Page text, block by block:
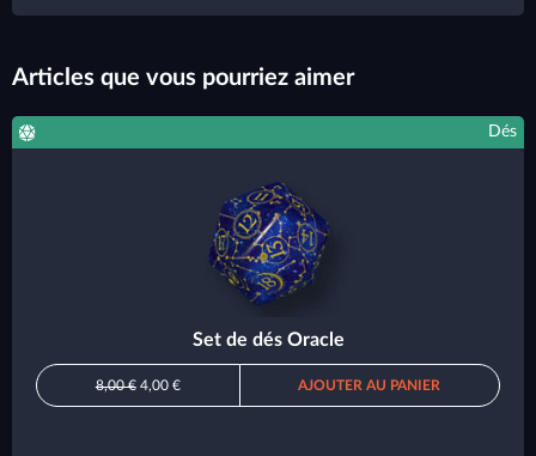
Articles que vous pourriez aimer
Dés
Set de dés Oracle
8,00 €4,00 € AJOUTER AU PANIER